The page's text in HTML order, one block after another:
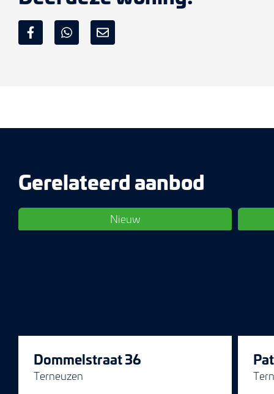
Gerelateerd aanbod
Nieuw
Dommelstraat 36
Terneuzen